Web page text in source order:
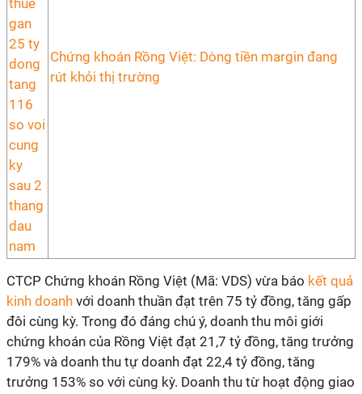
Chứng khoán Rồng Việt: Dòng tiền margin đang
rút khỏi thị trường
CTCP Chứng khoán Rồng Việt (Mã: VDS) vừa báo kết quả
kinh doanh với doanh thuần đạt trên 75 tỷ đồng, tăng gấp
đôi cùng kỳ. Trong đó đáng chú ý, doanh thu môi giới
chứng khoán của Rồng Việt đạt 21,7 tỷ đồng, tăng trưởng
179% và doanh thu tự doanh đạt 22,4 tỷ đồng, tăng
trưởng 153% so với cùng kỳ. Doanh thu từ hoạt động giao